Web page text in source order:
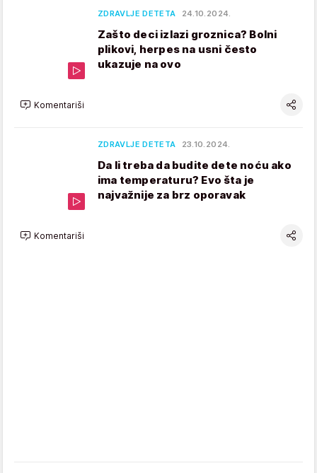
ZDRAVLJE DETETA 24.10.2024.
Zašto deci izlazi groznica? Bolni
plikovi, herpes na usni često
ukazuje na ovo
Komentariši
ZDRAVLJE DETETA 23.10.2024.
Da li treba da budite dete noću ako
ima temperaturu? Evo šta je
najvažnije za brz oporavak
Komentariši